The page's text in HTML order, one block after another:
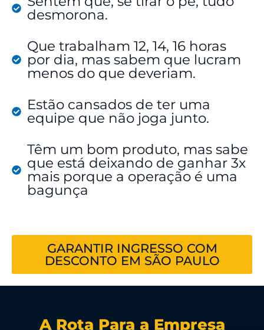
desmorona.
Que trabalham 12, 14, 16 horas
por dia, mas sabem que lucram
menos do que deveriam.
Estão cansados de ter uma
equipe que não joga junto.
Têm um bom produto, mas sabe
que está deixando de ganhar 3x
mais porque a operação é uma
bagunça
GARANTIR INGRESSO COM
DESCONTO EM SÃO PAULO
A Rota Para a Empresa